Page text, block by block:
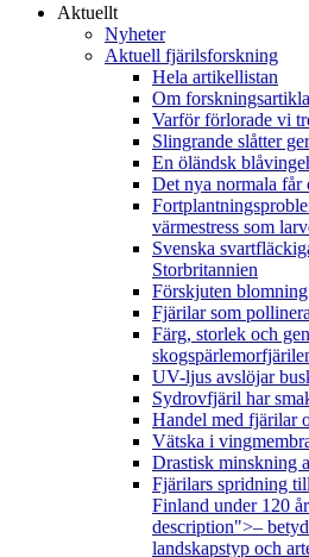
Aktuellt
Nyheter
Aktuell fjärilsforskning
Hela artikellistan
Om
Varför förlorade vi
Slingrande slåtter
En öländsk
Det nya normala får
värmestress som
Svenska
Storbritannien
Förskjuten
Fjärilar som
Färg, storlek och
UV-ljus avslöjar
Sydrovfjäril har
Handel med fjärilar
Vätska i
Drastisk minskning
Fjärilars spridning
Finland under 120
description">–
landskapstyp och